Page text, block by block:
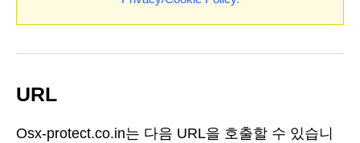
URL
Osx-protect.co.in는 다음 URL을 호출할 수 있습니